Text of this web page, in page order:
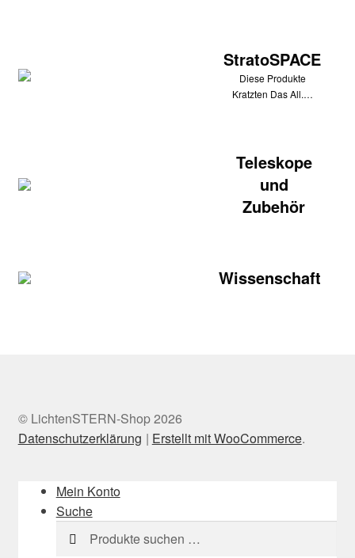
StratoSPACE
Diese Produkte
Kratzten Das All.…
Teleskope
und
Zubehör
Wissenschaft
© LichtenSTERN-Shop 2026
Datenschutzerklärung
Erstellt mit WooCommerce.
Mein Konto
Suche
Suchen
nach:
Suchen